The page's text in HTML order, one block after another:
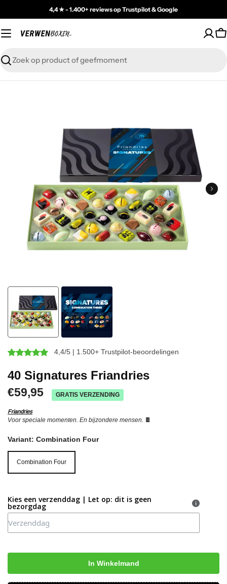
to
content
4,4 ★ - 1.400+ reviews op Trustpilot & Google
Zoeken
4,4/5 | 1.500+ Trustpilot-beoordelingen
40 Signatures Friandries
€59,95 GRATIS VERZENDING
Friandries
Voor speciale momenten. En bijzondere mensen. 🍫
Variant: Combination Four
Combination Four
Kies een verzenddag | Let op: dit is geen
bezorgdag
In Winkelmand